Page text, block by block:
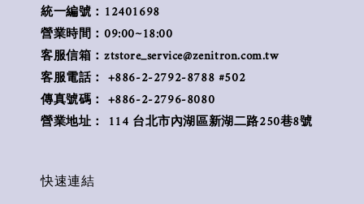
統一編號：12401698
營業時間：09:00~18:00
客服信箱：ztstore_service@zenitron.com.tw
客服電話： +886-2-2792-8788 #502
傳真號碼： +886-2-2796-8080
營業地址： 114 台北市內湖區新湖二路250巷8號
快速連結